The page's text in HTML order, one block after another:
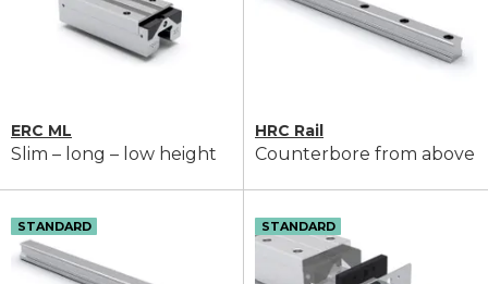
ERC ML
Slim – long – low height
HRC Rail
Counterbore from above
STANDARD STANDARD